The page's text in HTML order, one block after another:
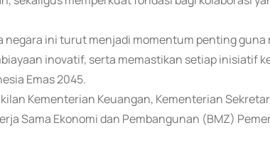
negara ini turut menjadi momentum penting guna
inovatif, serta memastikan setiap inisiatif
Emas 2045.
Kementerian Keuangan, Kementerian
Sama Ekonomi dan Pembangunan (BMZ)